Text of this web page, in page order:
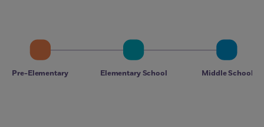
Elementary School Middle School
Pre-Elementary